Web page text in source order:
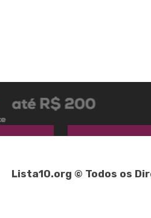
Lista10.org © Todos os